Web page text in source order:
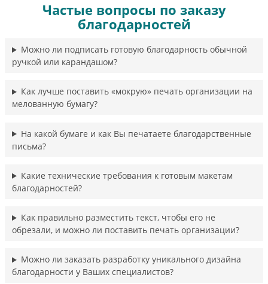
Частые вопросы по заказу
благодарностей
Можно ли подписать готовую благодарность обычной
ручкой или карандашом?
Как лучше поставить «мокрую» печать организации на
мелованную бумагу?
На какой бумаге и как Вы печатаете благодарственные
письма?
Какие технические требования к готовым макетам
благодарностей?
Как правильно разместить текст, чтобы его не
обрезали, и можно ли поставить печать организации?
Можно ли заказать разработку уникального дизайна
благодарности у Ваших специалистов?